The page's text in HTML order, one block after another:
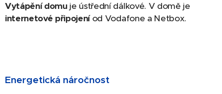
Vytápění domuje ústřední dálkové. V domě je
internetové připojeníod Vodafone a Netbox.
Energetická náročnost